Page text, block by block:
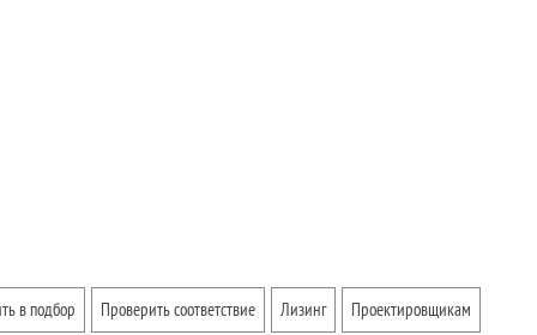
в подбор Проверить соответствие Лизинг Проектировщикам